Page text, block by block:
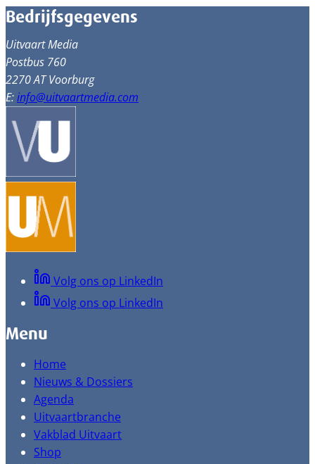
Bedrijfsgegevens
Uitvaart Media
Postbus 760
2270 AT Voorburg
E:info@uitvaartmedia.com
Volg ons op LinkedIn
Volg ons op LinkedIn
Menu
Home
Nieuws & Dossiers
Agenda
Uitvaartbranche
Vakblad Uitvaart
Shop